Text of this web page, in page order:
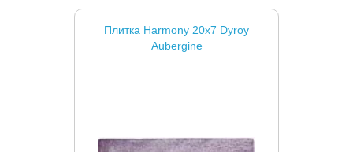
Плитка Harmony 20x7 Dyroy
Aubergine